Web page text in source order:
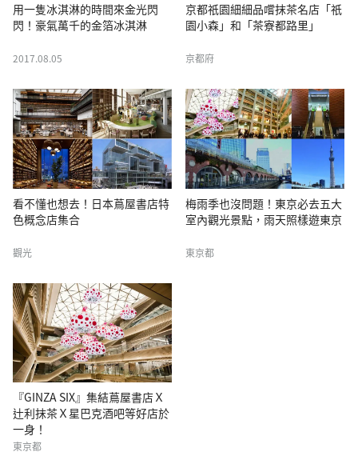
用一隻冰淇淋的時間來金光閃
閃！豪氣萬千的金箔冰淇淋
2017.08.05
京都祇園細細品嚐抹茶名店「祇
園小森」和「茶寮都路里」
京都府
看不懂也想去！日本蔦屋書店特
色概念店集合
觀光
梅雨季也沒問題！東京必去五大
室內觀光景點，雨天照樣遊東京
東京都
『GINZA SIX』集結蔦屋書店Ｘ
辻利抹茶Ｘ星巴克酒吧等好店於
一身！
東京都